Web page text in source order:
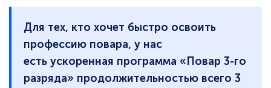
Для тех, кто хочет быстро освоить
профессию повара, у нас
есть ускоренная программа «Повар 3-го
разряда» продолжительностью всего 3